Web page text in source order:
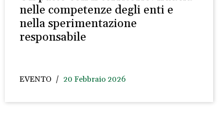
nelle competenze degli enti e
nella sperimentazione
responsabile
EVENTO 20 Febbraio 2026